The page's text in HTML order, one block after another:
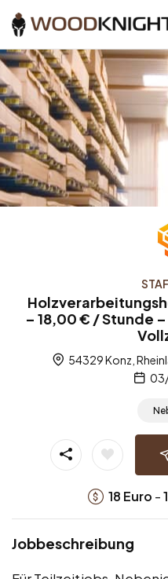
– 18,00 € / Stunde
54329 Konz,
18 Euro -
Jobbeschreibung